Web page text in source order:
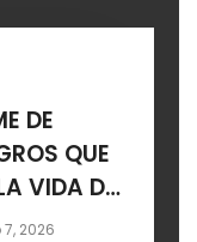
DE
QUE
VIDA DE
MANUEL
2026